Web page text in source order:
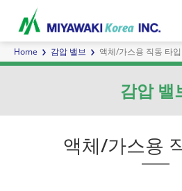
Home 감압 밸브 액체/가스용 직동 타입
감압 밸
파일럿 작동 타
액체/가스용